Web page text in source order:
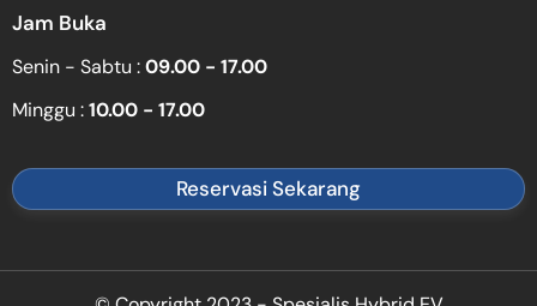
Jam Buka
Senin - Sabtu :09.00 - 17.00
Minggu :10.00 - 17.00
Reservasi Sekarang